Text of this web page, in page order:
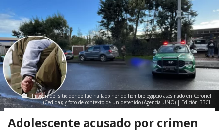
Imagen del sitio donde fue hallado herido hombre egipcio asesinado en Coronel
(Cedida); y foto de contexto de un detenido (Agencia UNO) | Edición BBCL
Adolescente acusado por crimen